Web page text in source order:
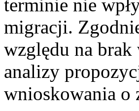
terminie nie
migracji.
względu na
analizy
wnioskowania o